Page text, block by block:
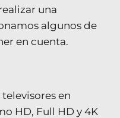
una
algunos de
en cuenta.
en
HD, Full HD y 4K